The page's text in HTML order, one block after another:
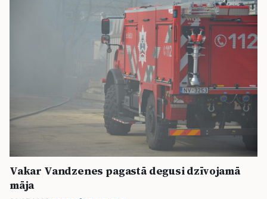
Vakar Vandzenes pagastā degusi dzīvojamā
māja